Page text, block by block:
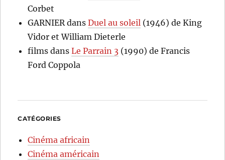
Corbet
GARNIERdansDuel au soleil (1946) de King
Vidor et William Dieterle
films dansLe Parrain 3 (1990) de Francis
Ford Coppola
CATÉGORIES
Cinéma africain
Cinéma américain